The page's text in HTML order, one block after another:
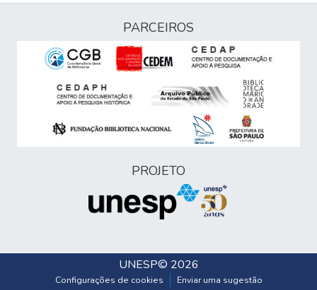
PARCEIROS
PROJETO
UNESP© 2026
Configurações de cookies Enviar uma sugestão